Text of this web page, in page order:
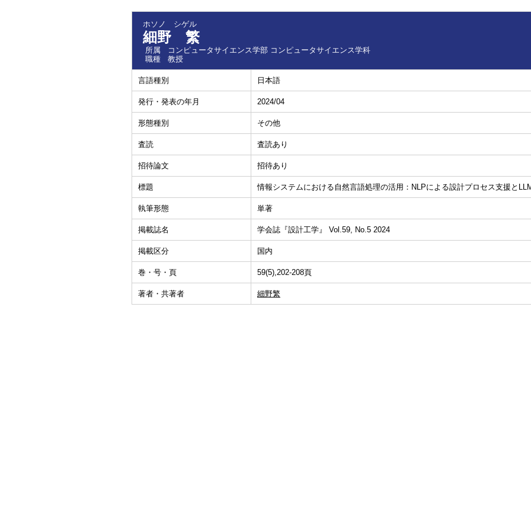
ホソノ シゲル
細野 繁
所属
コンピュータサイエンス学部 コンピュータサイエンス学科
職種
教授
言語種別 日本語
発行・発表の年月 2024/04
形態種別 その他
査読 査読あり
招待論文 招待あり
標題 情報システムにおける自然言語処理の活用：NLPによる設計プロセス支援と
執筆形態 単著
掲載誌名 学会誌『設計工学』 Vol.59, No.5 2024
掲載区分 国内
巻・号・頁 59(5),202-208頁
著者・共著者 細野繁